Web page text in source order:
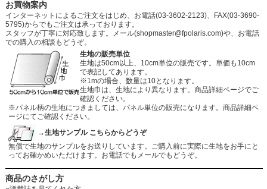
お買物案内
インターネットによるご注文をはじめ、お電話(03-3602-2123)、FAX(03-3690-
5795)からでもご注文は承っております。
スタッフが丁寧に対応致します。メール(shopmaster@fpolaris.com)や、お電話
での購入の相談もどうぞ。
生地の販売単位
生地は50cm以上、10cm単位の販売です。単価も10cm
で表記してあります。
※1mの場合、数量は10となります。
生地巾は、生地により異なります。商品詳細ページでご
確認ください。
※パネル柄の生地につきましては、パネル単位の販売になります。商品詳細ペ
ージにてご確認ください。
→生地サンプル こちらからどうぞ
無償で生地のサンプルをお送りしています。ご購入前に実際に生地をお手にと
ってお確かめいただけます。お電話でもメールでもどうぞ。
商品のさがし方